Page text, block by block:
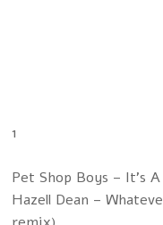
1
Pet Shop Boys – It's A
Hazell Dean –